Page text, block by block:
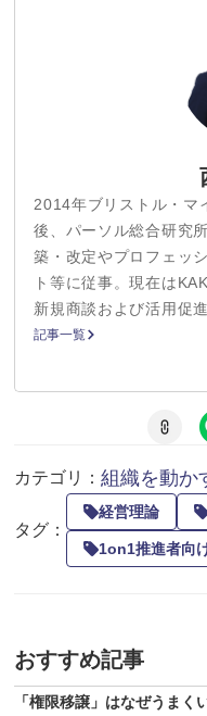
2014年ブリストル・マ
後、パーソル総合研究
築・改定やプロフェッ
ト等に従事。現在は
新規商談および活用促
記事一覧
カテゴリ：組織を動か
タグ：
経営理論
1on1推進者向
おすすめ記事
「権限移譲」はなぜうまく